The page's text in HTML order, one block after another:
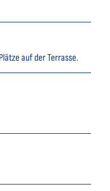
auf der Terrasse.